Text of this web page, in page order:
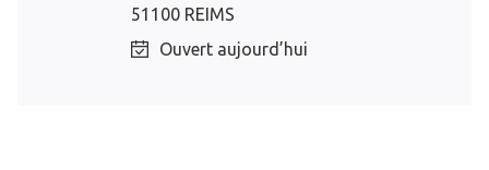
51100 REIMS
Ouvert aujourd’hui